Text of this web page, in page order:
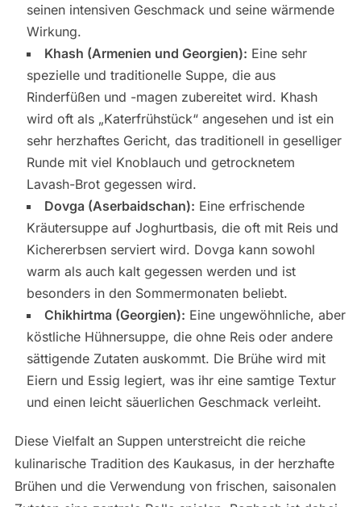
seinen intensiven Geschmack und seine wärmende
Wirkung.
Khash (Armenien und Georgien): Eine sehr
spezielle und traditionelle Suppe, die aus
Rinderfüßen und -magen zubereitet wird. Khash
wird oft als „Katerfrühstück“ angesehen und ist ein
sehr herzhaftes Gericht, das traditionell in geselliger
Runde mit viel Knoblauch und getrocknetem
Lavash-Brot gegessen wird.
Dovga (Aserbaidschan): Eine erfrischende
Kräutersuppe auf Joghurtbasis, die oft mit Reis und
Kichererbsen serviert wird. Dovga kann sowohl
warm als auch kalt gegessen werden und ist
besonders in den Sommermonaten beliebt.
Chikhirtma (Georgien): Eine ungewöhnliche, aber
köstliche Hühnersuppe, die ohne Reis oder andere
sättigende Zutaten auskommt. Die Brühe wird mit
Eiern und Essig legiert, was ihr eine samtige Textur
und einen leicht säuerlichen Geschmack verleiht.
Diese Vielfalt an Suppen unterstreicht die reiche
kulinarische Tradition des Kaukasus, in der herzhafte
Brühen und die Verwendung von frischen, saisonalen